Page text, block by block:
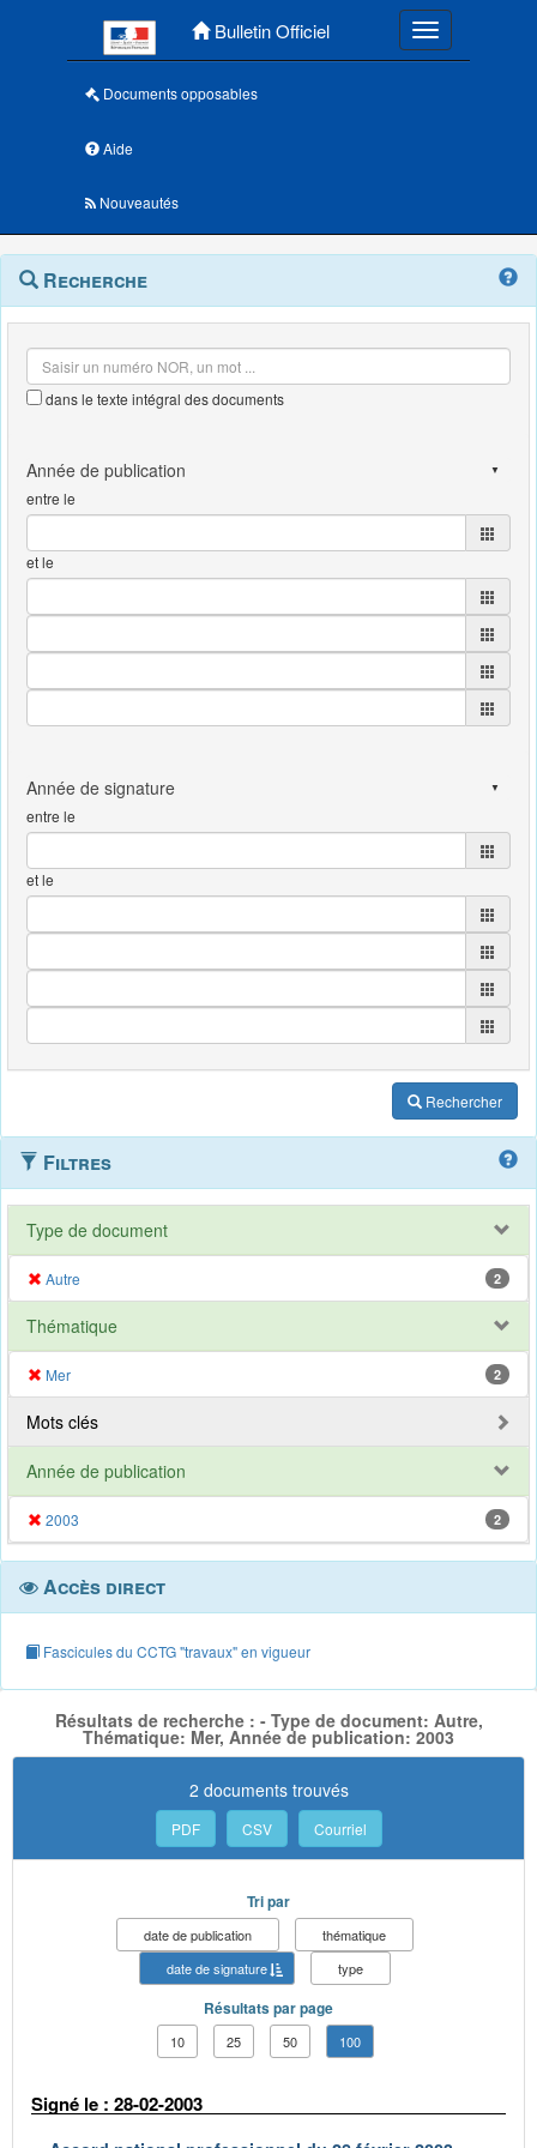
Bulletin Officiel Toggle
Documents opposables
Aide
Nouveautés
Navigation
outils
Menu
contextuel
Recherche
dans le texte intégral des documents
entre le
et le
entre le
et le
Rechercher
Filtres
Type de document
Autre 2
Thématique
Mer 2
Mots clés
Année de publication
2003 2
Accès direct
Fascicules du CCTG "travaux" en vigueur
Résultats de recherche : - Type de document: Autre,
Thématique: Mer, Année de publication: 2003
2 documents trouvés
PDF CSV Courriel
Tri par
date de publication
thématique
date de signature
type
Résultats par page
10 25 50 100
Signé le : 28-02-2003